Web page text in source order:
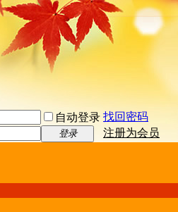
自动登录 找回密码
登录
注册为会员